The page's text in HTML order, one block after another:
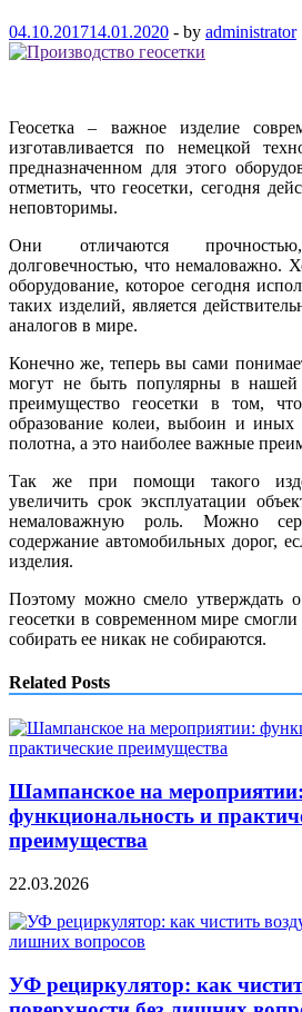
04.10.201714.01.2020 - by administrator
Геосетка – важное изделие
изготавливается по немецкой
предназначенном для этого
отметить, что геосетки, сегодня
неповторимы.
Они отличаются
долговечностью, что немаловажно.
оборудование, которое сегодня
таких изделий, является
аналогов в мире.
Конечно же, теперь вы сами
могут не быть популярны в нашей
преимущество геосетки в том,
образование колеи, выбоин и
полотна, а это наиболее важные
Так же при помощи такого
увеличить срок эксплуатации
немаловажную роль. Можно
содержание автомобильных дорог,
изделия.
Поэтому можно смело утверждать
геосетки в современном мире
собирать ее никак не собираются.
Related Posts
Шампанское на мероприятии:
функциональность и
преимущества
22.03.2026
УФ рециркулятор: как